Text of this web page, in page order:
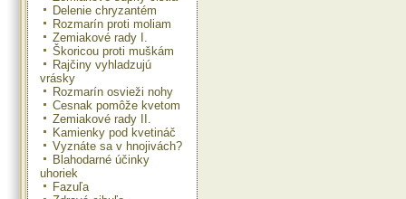
Delenie chryzantém
Rozmarín proti moliam
Zemiakové rady I.
Škoricou proti muškám
Rajčiny vyhladzujú
vrásky
Rozmarín osvieži nohy
Cesnak pomôže kvetom
Zemiakové rady II.
Kamienky pod kvetináč
Vyznáte sa v hnojivách?
Blahodarné účinky
uhoriek
Fazuľa